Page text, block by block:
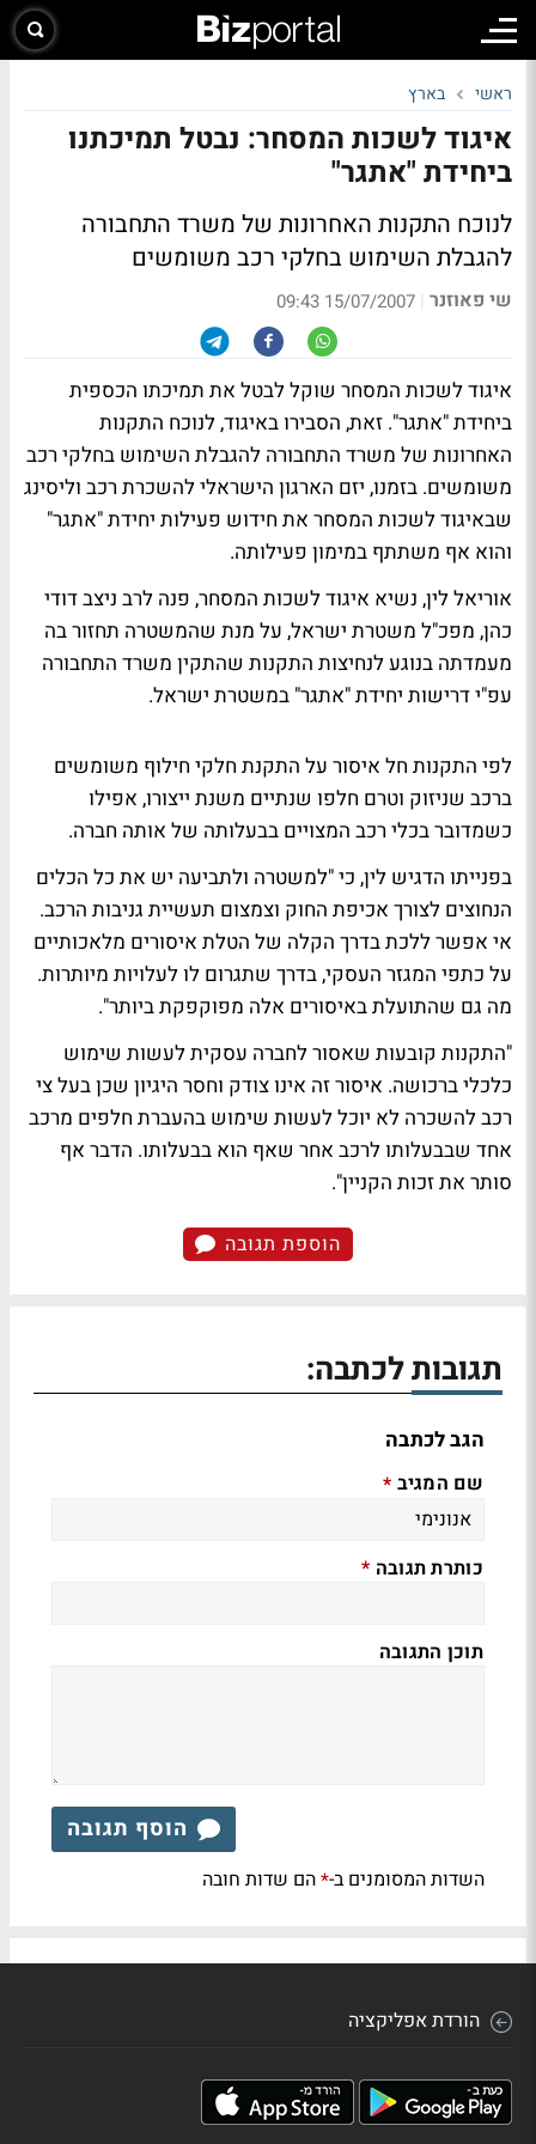
ראשי בארץ
איגוד לשכות המסחר: נבטל תמיכתנו
ביחידת "אתגר"
לנוכח התקנות האחרונות של משרד התחבורה
להגבלת השימוש בחלקי רכב משומשים
שי פאוזנר |
15/07/2007 09:43
איגוד לשכות המסחר שוקל לבטל את תמיכתו הכספית
ביחידת "אתגר". זאת, הסבירו באיגוד, לנוכח התקנות
האחרונות של משרד התחבורה להגבלת השימוש בחלקי רכב
משומשים. בזמנו, יזם הארגון הישראלי להשכרת רכב וליסינג
שבאיגוד לשכות המסחר את חידוש פעילות יחידת "אתגר"
והוא אף משתתף במימון פעילותה.
אוריאל לין, נשיא איגוד לשכות המסחר, פנה לרב ניצב דודי
כהן, מפכ"ל משטרת ישראל, על מנת שהמשטרה תחזור בה
מעמדתה בנוגע לנחיצות התקנות שהתקין משרד התחבורה
עפ"י דרישות יחידת "אתגר" במשטרת ישראל.
לפי התקנות חל איסור על התקנת חלקי חילוף משומשים
ברכב שניזוק וטרם חלפו שנתיים משנת ייצורו, אפילו
כשמדובר בכלי רכב המצויים בבעלותה של אותה חברה.
בפנייתו הדגיש לין, כי "למשטרה ולתביעה יש את כל הכלים
הנחוצים לצורך אכיפת החוק וצמצום תעשיית גניבות הרכב.
אי אפשר ללכת בדרך הקלה של הטלת איסורים מלאכותיים
על כתפי המגזר העסקי, בדרך שתגרום לו לעלויות מיותרות.
מה גם שהתועלת באיסורים אלה מפוקפקת ביותר".
"התקנות קובעות שאסור לחברה עסקית לעשות שימוש
כלכלי ברכושה. איסור זה אינו צודק וחסר היגיון שכן בעל צי
רכב להשכרה לא יוכל לעשות שימוש בהעברת חלפים מרכב
אחד שבבעלותו לרכב אחר שאף הוא בבעלותו. הדבר אף
סותר את זכות הקניין".
הוספת תגובה
תגובות לכתבה:
הגב לכתבה
שם המגיב *
כותרת תגובה *
תוכן התגובה
הוסף תגובה
השדות המסומנים ב-*הם שדות חובה
הורדת אפליקציה